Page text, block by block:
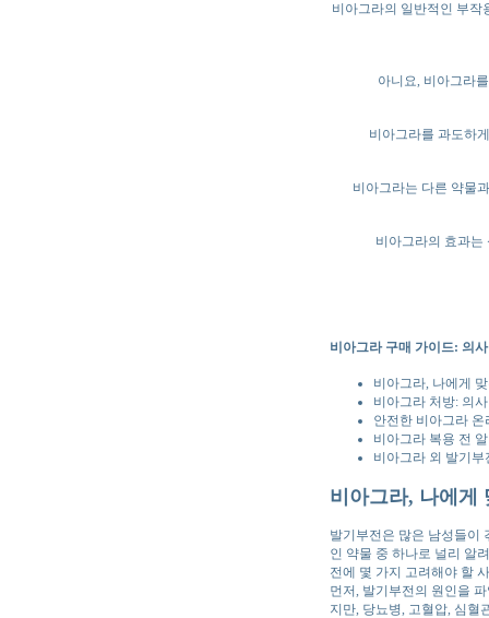
비아그라의 일반적인 부작
아니요, 비아그라
비아그라를 과도하
비아그라는 다른 약물
비아그라의 효과는
비아그라 구매 가이드: 의
비아그라, 나에게
비아그라 처방: 의
안전한 비아그라
비아그라 복용 전
비아그라 외 발기
비아그라, 나에게
발기부전은 많은 남성들이
인 약물 중 하나로 널리 알
전에 몇 가지 고려해야 할
먼저, 발기부전의 원인을
지만, 당뇨병, 고혈압, 심혈